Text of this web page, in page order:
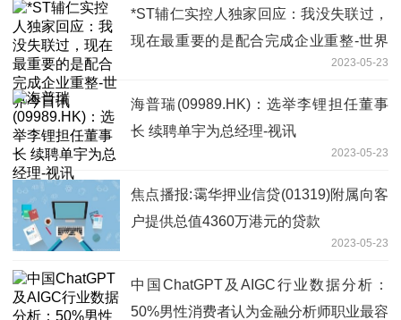
*ST辅仁实控人独家回应：我没失联过，
现在最重要的是配合完成企业重整-世界
2023-05-23
海普瑞(09989.HK)：选举李锂担任董事
长 续聘单宇为总经理-视讯
2023-05-23
焦点播报:霭华押业信贷(01319)附属向客
户提供总值4360万港元的贷款
2023-05-23
中国ChatGPT及AIGC行业数据分析：
50%男性消费者认为金融分析师职业最容